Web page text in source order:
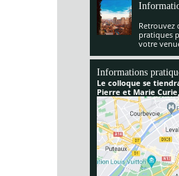
Retrouvez
pratiques
votre
Informations
Le colloque se
Pierre et Marie